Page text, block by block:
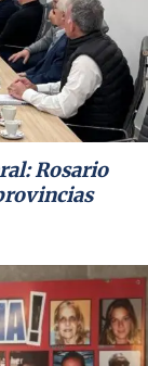
Rosario